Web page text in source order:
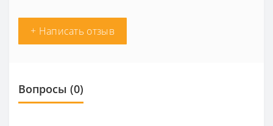
+ Написать отзыв
Вопросы (0)